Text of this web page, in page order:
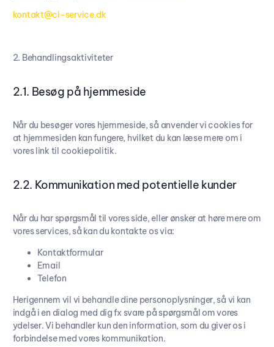
kontakt@cl-service.dk
2. Behandlingsaktiviteter
2.1. Besøg på hjemmeside
Når du besøger vores hjemmeside, så anvender vi cookies for
at hjemmesiden kan fungere, hvilket du kan læse mere om i
vores link til cookiepolitik.
2.2. Kommunikation med potentielle kunder
Når du har spørgsmål til vores side, eller ønsker at høre mere om
vores services, så kan du kontakte os via:
Kontaktformular
Email
Telefon
Herigennem vil vi behandle dine personoplysninger, så vi kan
indgå i en dialog med dig fx svare på spørgsmål om vores
ydelser. Vi behandler kun den information, som du giver os i
forbindelse med vores kommunikation.